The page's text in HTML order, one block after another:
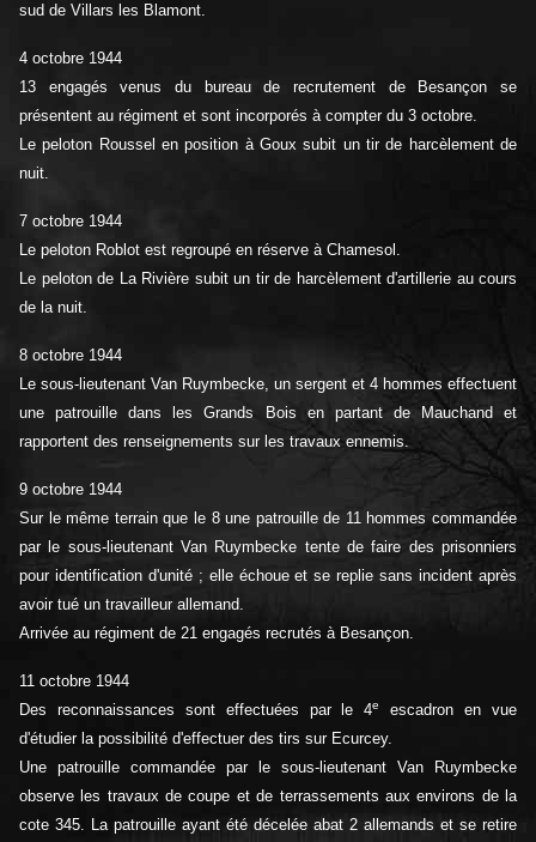
sud de Villars les Blamont.
4 octobre 1944
13 engagés venus du bureau de recrutement de Besançon se
présentent au régiment et sont incorporés à compter du 3 octobre.
Le peloton Roussel en position à Goux subit un tir de harcèlement de
nuit.
7 octobre 1944
Le peloton Roblot est regroupé en réserve à Chamesol.
Le peloton de La Rivière subit un tir de harcèlement d'artillerie au cours
de la nuit.
8 octobre 1944
Le sous-lieutenant Van Ruymbecke, un sergent et 4 hommes effectuent
une patrouille dans les Grands Bois en partant de Mauchand et
rapportent des renseignements sur les travaux ennemis.
9 octobre 1944
Sur le même terrain que le 8 une patrouille de 11 hommes commandée
par le sous-lieutenant Van Ruymbecke tente de faire des prisonniers
pour identification d'unité ; elle échoue et se replie sans incident après
avoir tué un travailleur allemand.
Arrivée au régiment de 21 engagés recrutés à Besançon.
11 octobre 1944
Des reconnaissances sont effectuées par le 4e
escadron en vue
d'étudier la possibilité d'effectuer des tirs sur Ecurcey.
Une patrouille commandée par le sous-lieutenant Van Ruymbecke
observe les travaux de coupe et de terrassements aux environs de la
cote 345. La patrouille ayant été décelée abat 2 allemands et se retire